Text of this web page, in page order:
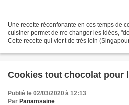
Une recette réconfortante en ces temps de
cuisiner permet de me changer les idées,
Cette recette qui vient de très loin
Cookies tout chocolat pour
Publié le 02/03/2020 à 12:13
Par Panamsaine